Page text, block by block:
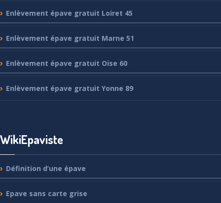
Enlèvement épave gratuit Loiret 45
Enlèvement épave gratuit Marne 51
Enlèvement épave gratuit Oise 60
Enlèvement épave gratuit Yonne 89
WikiEpaviste
Définition d’une épave
Epave sans carte grise